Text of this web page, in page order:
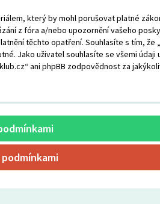
který by mohl porušovat platné
z fóra a/nebo upozornění vašeho
těchto opatření. Souhlasíte s tím, že
Jako uživatel souhlasíte se všemi údaji
ani phpBB zodpovědnost za